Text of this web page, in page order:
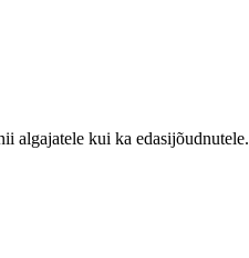
algajatele kui ka edasijõudnutele.